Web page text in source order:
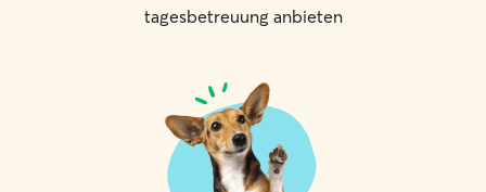
tagesbetreuung anbieten